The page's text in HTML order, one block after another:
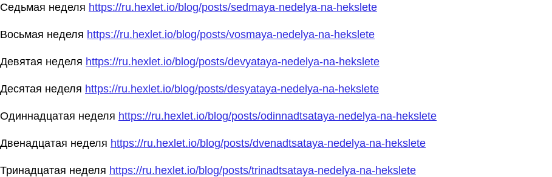
Седьмая неделя https://ru.hexlet.io/blog/posts/sedmaya-nedelya-na-hekslete
Восьмая неделя https://ru.hexlet.io/blog/posts/vosmaya-nedelya-na-hekslete
Девятая неделя https://ru.hexlet.io/blog/posts/devyataya-nedelya-na-hekslete
Десятая неделя https://ru.hexlet.io/blog/posts/desyataya-nedelya-na-hekslete
Одиннадцатая неделя https://ru.hexlet.io/blog/posts/odinnadtsataya-nedelya-na-hekslete
Двенадцатая неделя https://ru.hexlet.io/blog/posts/dvenadtsataya-nedelya-na-hekslete
Тринадцатая неделя https://ru.hexlet.io/blog/posts/trinadtsataya-nedelya-na-hekslete